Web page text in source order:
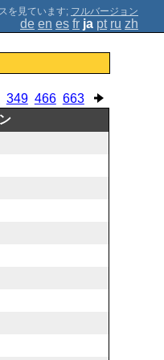
; フルバージョン
de en es fr ja pt ru zh
349 466 663